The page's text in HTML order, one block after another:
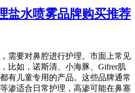
盐水喷雾品牌购买推荐
需要对鼻腔进行护理。市面上常见
比如，诺斯清、小海豚、Gifrer肌
有儿童专用的产品。这些品牌通常
渗适合日常护理，高渗可能在鼻塞